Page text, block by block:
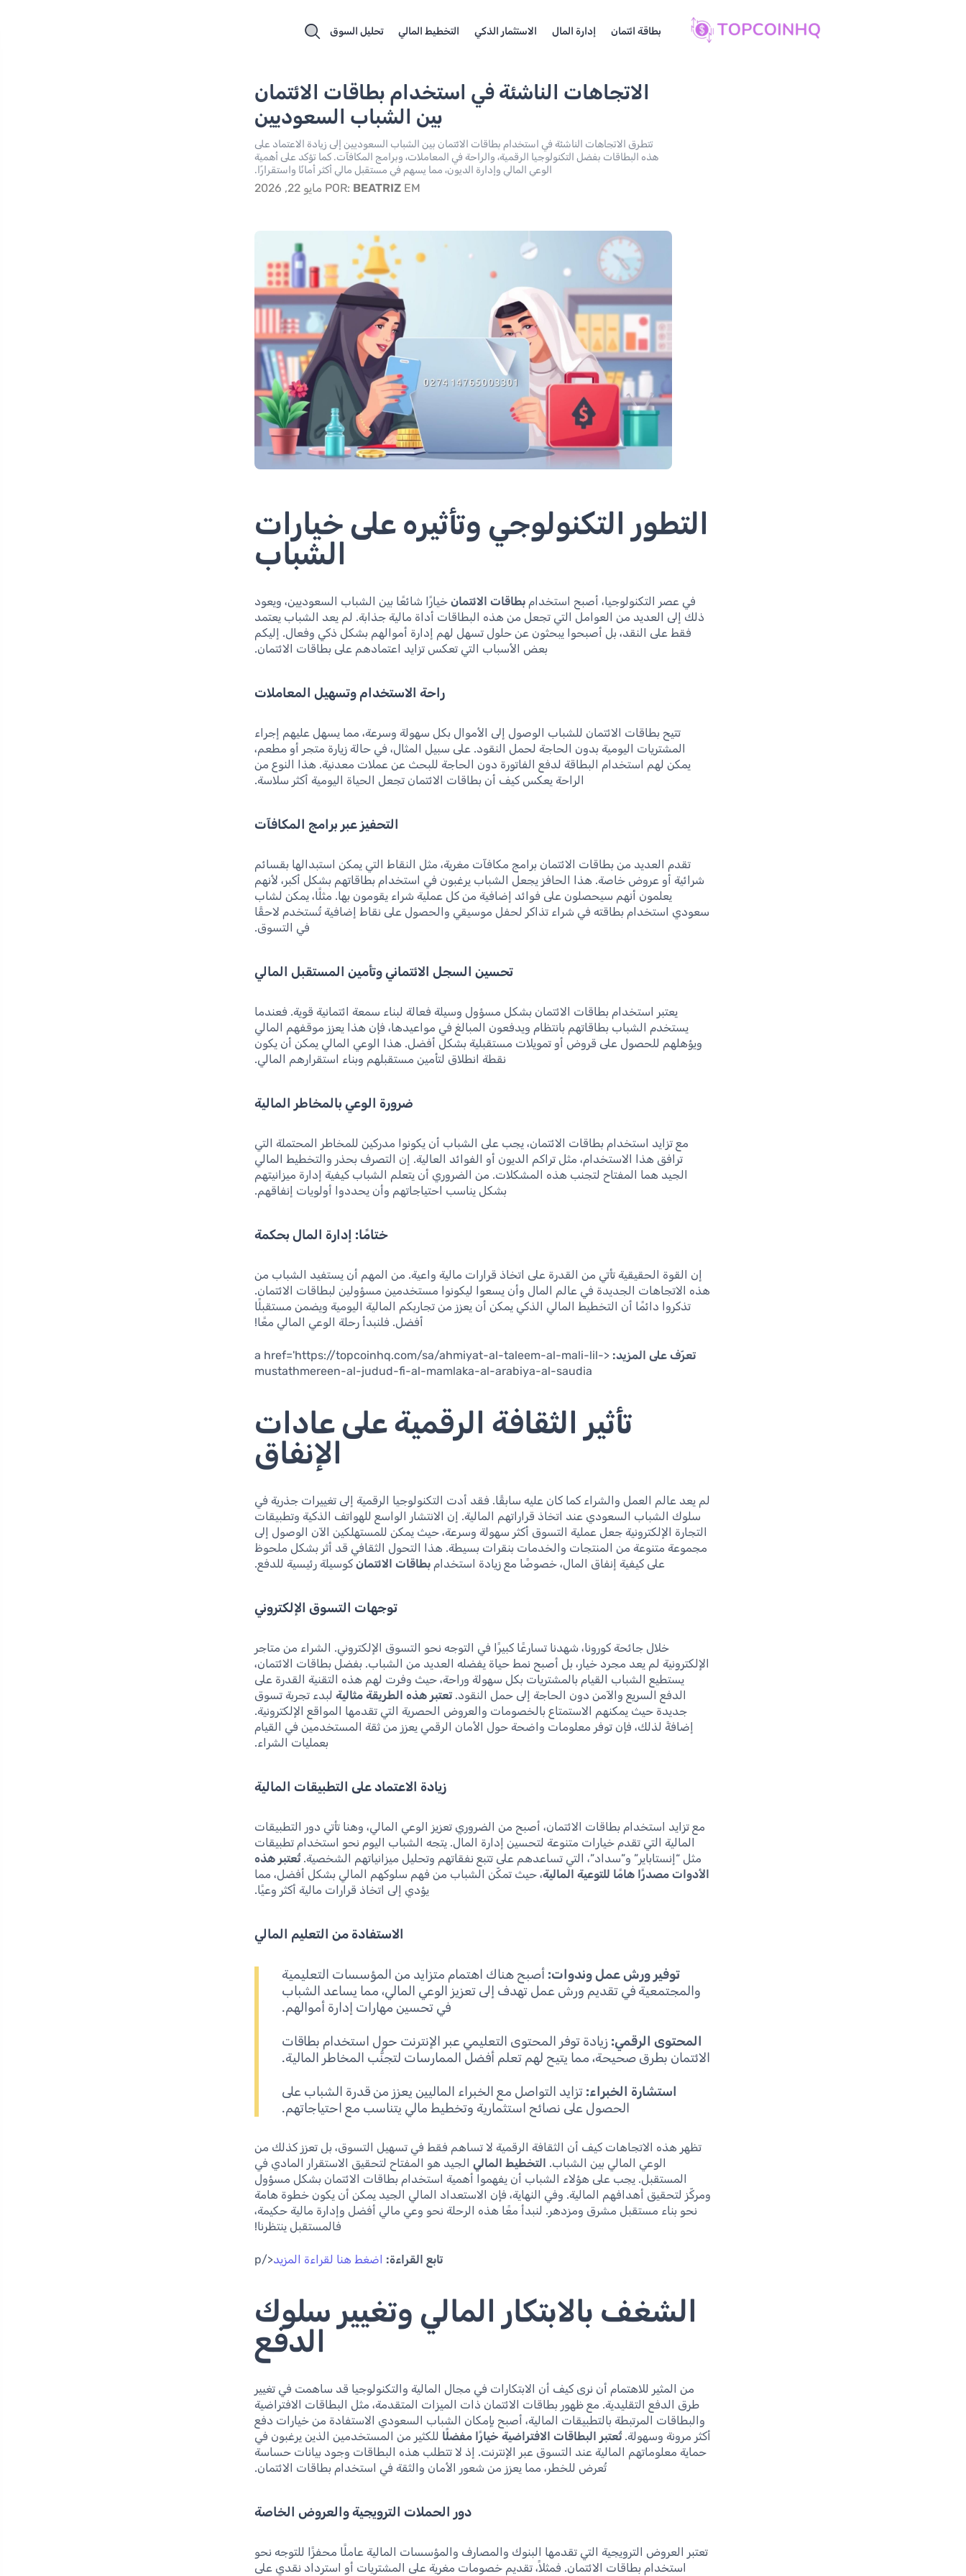
بطاقة ائتمان إدارة المال الاستثمار الذكي التخطيط المالي تحليل السوق
الاتجاهات الناشئة في استخدام بطاقات الائتمان
بين الشباب السعوديين
تتطرق الاتجاهات الناشئة في استخدام بطاقات الائتمان بين الشباب السعوديين إلى زيادة الاعتماد على
هذه البطاقات بفضل التكنولوجيا الرقمية، والراحة في المعاملات، وبرامج المكافآت. كما تؤكد على أهمية
الوعي المالي وإدارة الديون، مما يسهم في مستقبل مالي أكثر أمانًا واستقرارًا.
POR: BEATRIZ EM مايو 22, 2026
التطور التكنولوجي وتأثيره على خيارات
الشباب
في عصر التكنولوجيا، أصبح استخدام بطاقات الائتمانخيارًا شائعًا بين الشباب السعوديين، ويعود
ذلك إلى العديد من العوامل التي تجعل من هذه البطاقات أداة مالية جذابة. لم يعد الشباب يعتمد
فقط على النقد، بل أصبحوا يبحثون عن حلول تسهل لهم إدارة أموالهم بشكل ذكي وفعال. إليكم
بعض الأسباب التي تعكس تزايد اعتمادهم على بطاقات الائتمان.
راحة الاستخدام وتسهيل المعاملات
تتيح بطاقات الائتمان للشباب الوصول إلى الأموال بكل سهولة وسرعة، مما يسهل عليهم إجراء
المشتريات اليومية بدون الحاجة لحمل النقود. على سبيل المثال، في حالة زيارة متجر أو مطعم،
يمكن لهم استخدام البطاقة لدفع الفاتورة دون الحاجة للبحث عن عملات معدنية. هذا النوع من
الراحة يعكس كيف أن بطاقات الائتمان تجعل الحياة اليومية أكثر سلاسة.
التحفيز عبر برامج المكافآت
تقدم العديد من بطاقات الائتمان برامج مكافآت مغرية، مثل النقاط التي يمكن استبدالها بقسائم
شرائية أو عروض خاصة. هذا الحافز يجعل الشباب يرغبون في استخدام بطاقاتهم بشكل أكبر، لأنهم
يعلمون أنهم سيحصلون على فوائد إضافية من كل عملية شراء يقومون بها. مثلًا، يمكن لشاب
سعودي استخدام بطاقته في شراء تذاكر لحفل موسيقي والحصول على نقاط إضافية تُستخدم لاحقًا
في التسوق.
تحسين السجل الائتماني وتأمين المستقبل المالي
يعتبر استخدام بطاقات الائتمان بشكل مسؤول وسيلة فعالة لبناء سمعة ائتمانية قوية. فعندما
يستخدم الشباب بطاقاتهم بانتظام ويدفعون المبالغ في مواعيدها، فإن هذا يعزز موقفهم المالي
ويؤهلهم للحصول على قروض أو تمويلات مستقبلية بشكل أفضل. هذا الوعي المالي يمكن أن يكون
نقطة انطلاق لتأمين مستقبلهم وبناء استقرارهم المالي.
ضرورة الوعي بالمخاطر المالية
مع تزايد استخدام بطاقات الائتمان، يجب على الشباب أن يكونوا مدركين للمخاطر المحتملة التي
ترافق هذا الاستخدام، مثل تراكم الديون أو الفوائد العالية. إن التصرف بحذر والتخطيط المالي
الجيد هما المفتاح لتجنب هذه المشكلات. من الضروري أن يتعلم الشباب كيفية إدارة ميزانيتهم
بشكل يناسب احتياجاتهم وأن يحددوا أولويات إنفاقهم.
ختامًا: إدارة المال بحكمة
إن القوة الحقيقية تأتي من القدرة على اتخاذ قرارات مالية واعية. من المهم أن يستفيد الشباب من
هذه الاتجاهات الجديدة في عالم المال وأن يسعوا ليكونوا مستخدمين مسؤولين لبطاقات الائتمان.
تذكروا دائمًا أن التخطيط المالي الذكي يمكن أن يعزز من تجاربكم المالية اليومية ويضمن مستقبلًا
أفضل. فلنبدأ رحلة الوعي المالي معًا!
تعرّف على المزيد:
<a href='https://topcoinhq.com/sa/ahmiyat-al-taleem-al-mali-lil-
mustathmereen-al-judud-fi-al-mamlaka-al-arabiya-al-saudia
تأثير الثقافة الرقمية على عادات
الإنفاق
لم يعد عالم العمل والشراء كما كان عليه سابقًا. فقد أدت التكنولوجيا الرقمية إلى تغييرات جذرية في
سلوك الشباب السعودي عند اتخاذ قراراتهم المالية. إن الانتشار الواسع للهواتف الذكية وتطبيقات
التجارة الإلكترونية جعل عملية التسوق أكثر سهولة وسرعة، حيث يمكن للمستهلكين الآن الوصول إلى
مجموعة متنوعة من المنتجات والخدمات بنقرات بسيطة. هذا التحول الثقافي قد أثر بشكل ملحوظ
على كيفية إنفاق المال، خصوصًا مع زيادة استخدام بطاقات الائتمانكوسيلة رئيسية للدفع.
توجهات التسوق الإلكتروني
خلال جائحة كورونا، شهدنا تسارعًا كبيرًا في التوجه نحو التسوق الإلكتروني. الشراء من متاجر
الإلكترونية لم يعد مجرد خيار، بل أصبح نمط حياة يفضله العديد من الشباب. بفضل بطاقات الائتمان،
يستطيع الشباب القيام بالمشتريات بكل سهولة وراحة، حيث وفرت لهم هذه التقنية القدرة على
الدفع السريع والآمن دون الحاجة إلى حمل النقود. تعتبر هذه الطريقة مثاليةلبدء تجربة تسوق
جديدة حيث يمكنهم الاستمتاع بالخصومات والعروض الحصرية التي تقدمها المواقع الإلكترونية.
إضافةً لذلك، فإن توفر معلومات واضحة حول الأمان الرقمي يعزز من ثقة المستخدمين في القيام
بعمليات الشراء.
زيادة الاعتماد على التطبيقات المالية
مع تزايد استخدام بطاقات الائتمان، أصبح من الضروري تعزيز الوعي المالي، وهنا تأتي دور التطبيقات
المالية التي تقدم خيارات متنوعة لتحسين إدارة المال. يتجه الشباب اليوم نحو استخدام تطبيقات
مثل “إنستاباير” و”سداد”، التي تساعدهم على تتبع نفقاتهم وتحليل ميزانياتهم الشخصية. تُعتبر هذه
الأدوات مصدرًا هامًا للتوعية المالية، حيث تمكّن الشباب من فهم سلوكهم المالي بشكل أفضل، مما
يؤدي إلى اتخاذ قرارات مالية أكثر وعيًا.
الاستفادة من التعليم المالي
توفير ورش عمل وندوات: أصبح هناك اهتمام متزايد من المؤسسات التعليمية
والمجتمعية في تقديم ورش عمل تهدف إلى تعزيز الوعي المالي، مما يساعد الشباب
في تحسين مهارات إدارة أموالهم.
المحتوى الرقمي: زيادة توفر المحتوى التعليمي عبر الإنترنت حول استخدام بطاقات
الائتمان بطرق صحيحة، مما يتيح لهم تعلم أفضل الممارسات لتجنُّب المخاطر المالية.
استشارة الخبراء: تزايد التواصل مع الخبراء الماليين يعزز من قدرة الشباب على
الحصول على نصائح استثمارية وتخطيط مالي يتناسب مع احتياجاتهم.
تظهر هذه الاتجاهات كيف أن الثقافة الرقمية لا تساهم فقط في تسهيل التسوق، بل تعزز كذلك من
الوعي المالي بين الشباب. التخطيط الماليالجيد هو المفتاح لتحقيق الاستقرار المادي في
المستقبل. يجب على هؤلاء الشباب أن يفهموا أهمية استخدام بطاقات الائتمان بشكل مسؤول
ومركّز لتحقيق أهدافهم المالية. وفي النهاية، فإن الاستعداد المالي الجيد يمكن أن يكون خطوة هامة
نحو بناء مستقبل مشرق ومزدهر. لنبدأ معًا هذه الرحلة نحو وعي مالي أفضل وإدارة مالية حكيمة،
فالمستقبل ينتظرنا!
تابع القراءة: اضغط هنا لقراءة المزيد</p
الشغف بالابتكار المالي وتغيير سلوك
الدفع
من المثير للاهتمام أن نرى كيف أن الابتكارات في مجال المالية والتكنولوجيا قد ساهمت في تغيير
طرق الدفع التقليدية. مع ظهور بطاقات الائتمان ذات الميزات المتقدمة، مثل البطاقات الافتراضية
والبطاقات المرتبطة بالتطبيقات المالية، أصبح بإمكان الشباب السعودي الاستفادة من خيارات دفع
أكثر مرونة وسهولة. تُعتبر البطاقات الافتراضية خيارًا مفضلًا للكثير من المستخدمين الذين يرغبون في
حماية معلوماتهم المالية عند التسوق عبر الإنترنت. إذ لا تتطلب هذه البطاقات وجود بيانات حساسة
تُعرض للخطر، مما يعزز من شعور الأمان والثقة في استخدام بطاقات الائتمان.
دور الحملات الترويجية والعروض الخاصة
تعتبر العروض الترويجية التي تقدمها البنوك والمصارف والمؤسسات المالية عاملًا محفزًا للتوجه نحو
استخدام بطاقات الائتمان. فمثلاً، تقديم خصومات مغرية على المشتريات أو استرداد نقدي على